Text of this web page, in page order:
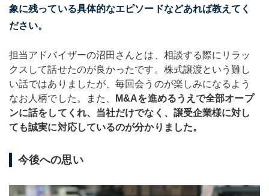
象に残っている具体的なエピソードなどあれば教えてく
ださい。
担当アドバイザーの沼田さんとは、相談する際にリラッ
クスして話せたのが良かったです。株式譲渡という難し
い話ではありましたが、毎回会うのが楽しみになるよう
なお人柄でした。また、
M&Aを進めるうえで全部オープ
ンに話をしてくれ、当社だけでなく、譲受企業様に対し
ても誠実に対応しているのが分かりました。
今後への思い